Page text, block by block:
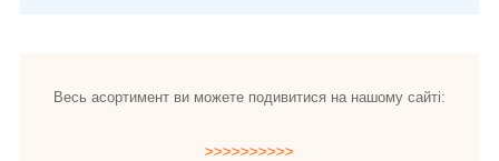
Весь асортимент ви можете подивитися на нашому сайті:
>>>>>>>>>>